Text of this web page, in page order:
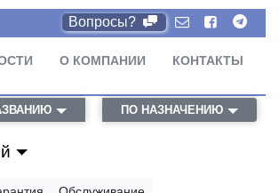
Вопросы?
О КОМПАНИИ КОНТАКТЫ
ПО НАЗНАЧЕНИЮ